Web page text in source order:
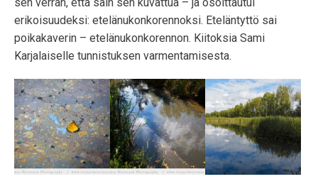
erikoisuudeksi: etelänukonkorennoksi. Eteläntyttö sai
poikakaverin – etelänukonkorennon. Kiitoksia Sami
Karjalaiselle tunnistuksen varmentamisesta.